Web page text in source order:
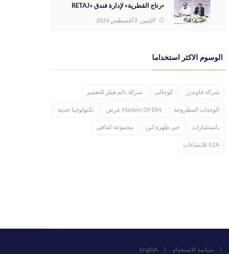
«رتاج القطرية» لإدارة فندق «RETAJ
الإثنين, 3 أغسطس 2026
الوسوم الاكثر استخداما
شركة فاوندرز كوجالى شركة بالم هيلز للتعمير
الوحدات المطروحة Masters Of Dirt عرض تكنولوجيا حديثة
باستثمارات حي ظهرة لبن مجموعة كفافي
S2A للانشاءات
سياسة الاستخدام English